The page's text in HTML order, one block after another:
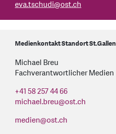
eva.tschudi@ost.ch
Medienkontakt Standort St.Gallen
Michael Breu
Fachverantwortlicher Medien
+41 58 257 44 66
michael.breu@ost.ch
medien@ost.ch